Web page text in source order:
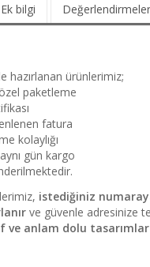
Ek bilgi
hazırlanan ürünlerimiz;
paketleme
fatura
kolaylığı
gün kargo
istediğiniz
ve güvenle adresinize
ve anlam dolu tasarımlar